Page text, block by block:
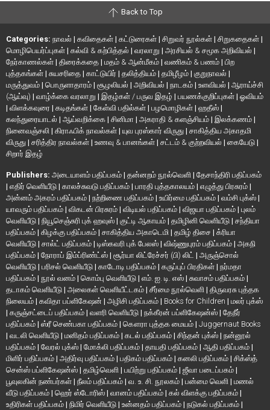
Back to Top
Categories: நாவல் | கவிதைகள் | கட்டுரைகள் | சிறுவர் நூல்கள் | சிறுகதைகள் |
மொழிபெயர்ப்புகள் | கல்வி & கற்பித்தல் | வரலாறு | அரசியல் & சமூக அறிவியல் |
நேர்காணல்கள் | திரைக்கதை | மதம் & ஆன்மீகம் | வணிகம் & பணம் | பிற
புத்தகங்கள் | சுயசரிதை | காட்டுயிர் | தலித்தியம் | தமிழீழம் | குறுநாவல் |
மருத்துவம் | பொருளாதாரம் | சூழலியல் | அறிவியல் | நாடகம் | உளவியல் | ஆராய்ச்சி
(ஆய்வு) | வாழ்க்கை வரலாறு | இதழ்கள் / பருவ இதழ் | பயணக்குறிப்புகள் | ஓவியம்
| விளக்கவுரை | கடிதங்கள் | கேள்வி பதில்கள் | பழமொழிகள் | ஹதீஸ் |
கலந்துரையாடல் | ஆய்வறிக்கை | சினிமா | அகராதி & களஞ்சியம் | இலக்கணம் |
நினைவஞ்சலி | கிராஃபிக் நாவல்கள் | யுவ புரஸ்கார் விருது | சாகித்திய அகாதமி
விருது | சரித்திர நாவல்கள் | உணவு & பானங்கள் | சட்டம் & குற்றவியல் | கையேடு |
சிறார் இதழ்
Publishers: அடையாளம் பதிப்பகம் | தன்னறம் நூல்வெளி | தேசாந்திரி பதிப்பகம்
| எதிர் வெளியீடு | காலச்சுவடு பதிப்பகம் | பாரதி புத்தகாலயம் | எழுத்து பிரசுரம் |
அன்னம் அகரம் பதிப்பகம் | நற்றிணை பதிப்பகம் | உயிர்மை பதிப்பகம் | வம்சி புக்ஸ் |
யாவரும் பதிப்பகம் | விகடன் பிரசுரம் | விடியல் பதிப்பகம் | விஜயா பதிப்பகம் | புலம்
வெளியீடு | நியூசெஞ்சுரி புக் ஹவுஸ் | குட்டி ஆகாயம் | தமிழினி வெளியீடு | சந்தியா
பதிப்பகம் | கிழக்கு பதிப்பகம் | சாகித்திய அகாடெமி | தமிழ் திசை | க்ரியா
வெளியீடு | சால்ட் பதிப்பகம் | டிஸ்கவரி புக் பேலஸ் | விஷ்ணுபுரம் பதிப்பகம் | அகநி
பதிப்பகம் | நோராப் இம்ப்ரிண்ட்ஸ் | சூர்யா லிட்ரேச்சர் (பி) லிட் | அருஞ்சொல்
வெளியீடு | பரிசல் வெளியீடு | காடோடி பதிப்பகம் | கருப்புப் பிரதிகள் | நர்மதா
பதிப்பகம் | நூல் வனம் | கொம்பு வெளியீடு | எம். ஐ. டி. எஸ் | சுவாசம் பதிப்பகம் |
தடாகம் வெளியீடு | அலைகள் வெளியீட்டகம் | சீர்மை நூல்வெளி | திருவரசு புத்தக
நிலையம் | கவிதா பப்ளிகேஷன் | அழிசி பதிப்பகம் | Books for Children | மலர் புக்ஸ்
| கருஞ்சட்டைப் பதிப்பகம் | வளரி வெளியீடு | நக்கீரன் பப்ளிகேஷன்ஸ் | தேநீர்
பதிப்பகம் | ஸ்ரீ செண்பகா பதிப்பகம் | கௌரா புத்தக மையம் | Juggernaut Books
| வடலி வெளியீடு | மனிதம் பதிப்பகம் | கடல் பதிப்பகம் | சிந்தன் புக்ஸ் | நன்னூல்
பதிப்பகம் | வேரல் புக்ஸ் | மோக்லி பதிப்பகம் | தாயதி பதிப்பகம் | ஆதி பதிப்பகம் |
மிளிர் பதிப்பகம் | அதிர்வு பதிப்பகம் | பதிகம் பதிப்பகம் | கனலி பதிப்பகம் | சிக்ஸ்த்
சென்ஸ் பப்ளிகேஷன்ஸ் | தமிழ்வெளி | பயிற்று பதிப்பகம் | ஜீவா படைப்பகம் |
பூவுலகின் நண்பர்கள் | நீலம் பதிப்பகம் | வ. உ. சி. நூலகம் | பன்மை வெளி | மணல்
வீடு பதிப்பகம் | ஹெர் ஸ்டோரிஸ் | வானம் பதிப்பகம் | கல் விளக்கு பதிப்பகம் |
உதிரிகள் பதிப்பகம் | நிமிர் வெளியீடு | உன்னதம் பதிப்பகம் | நடுகல் பதிப்பகம் |